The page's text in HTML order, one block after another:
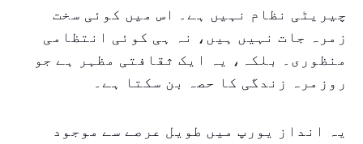
چیریٹی نظام نہیں ہے۔ اس میں کوئی سخت
زمرہ جات نہیں ہیں، نہ ہی کوئی انتظامی
منظوری۔ بلکہ، یہ ایک ثقافتی مظہر ہے جو
روزمرہ زندگی کا حصہ بن سکتا ہے۔
یہ انداز یورپ میں طویل عرصے سے موجود